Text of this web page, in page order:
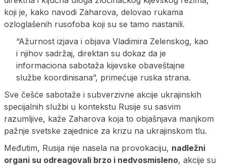
koji je, kako navodi Zaharova, delovao rukama
ozloglašenih rusofoba koji su se tamo nastanili.
“Ažurnost izjava i objava Vladimira Zelenskog, kao
i njihov sadržaj, direktan su dokaz da je
informaciona sabotaža kijevske obaveštajne
službe koordinisana”, primećuje ruska strana.
Sve češće sabotaže i subverzivne akcije ukrajinskih
specijalnih službi u kontekstu Rusije su sasvim
razumljive, kaže Zaharova koja to objašnjava manjkom
pažnje svetske zajednice za krizu na ukrajinskom tlu.
Međutim, Rusija nije nasela na provokaciju, nadležni
organi su odreagovali brzo i nedvosmisleno, akcije su